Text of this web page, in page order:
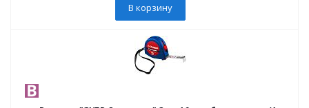
В корзину